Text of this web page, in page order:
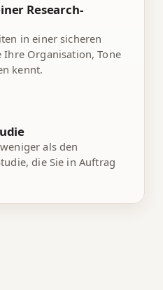
Research-
in einer sicheren
Organisation, Tone
kennt.
als den
die Sie in Auftrag